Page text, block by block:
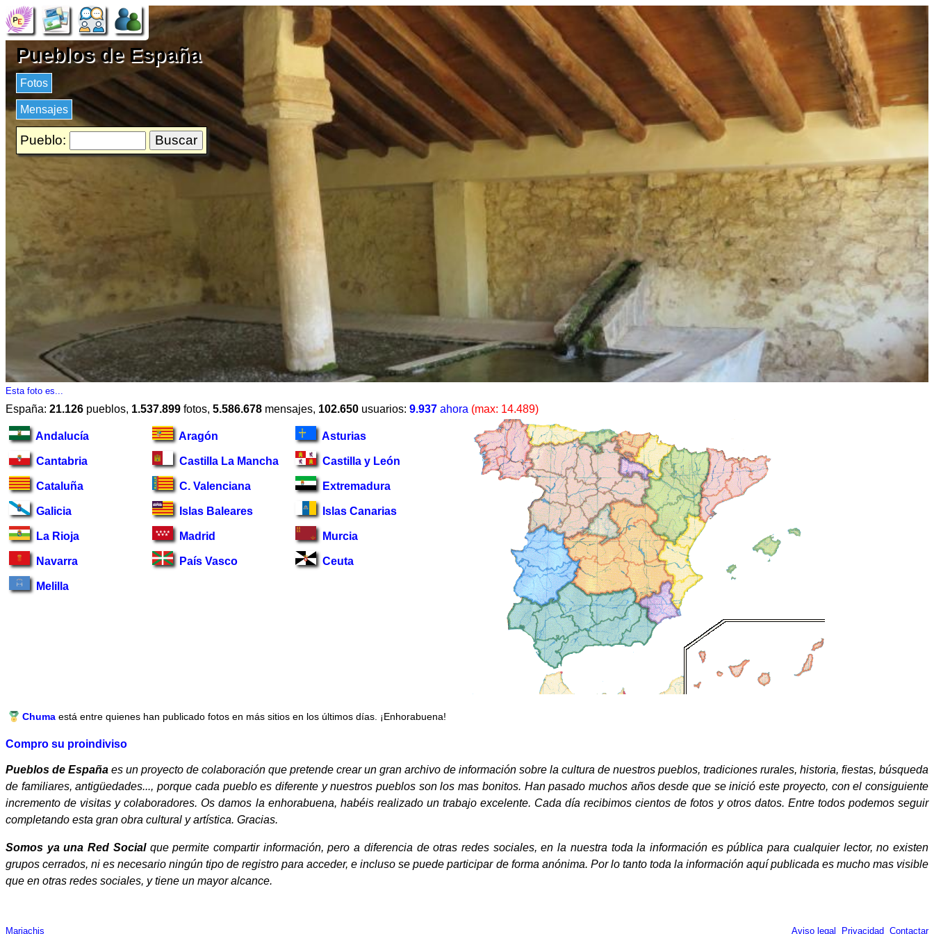
Pueblos de España
Fotos
Mensajes
Pueblo:
Esta foto es...
España: 21.126 pueblos, 1.537.899 fotos, 5.586.678 mensajes, 102.650 usuarios: 9.937 ahora (max: 14.489)
Andalucía Aragón Asturias
Cantabria Castilla La Mancha Castilla y León
Cataluña C. Valenciana Extremadura
Galicia Islas Baleares Islas Canarias
La Rioja Madrid Murcia
Navarra País Vasco Ceuta
Melilla
Chumaestá entre quienes han publicado fotos en más sitios en los últimos días. ¡Enhorabuena!
Compro su proindiviso
Pueblos de España es un proyecto de colaboración que pretende crear un gran archivo de información sobre la cultura de nuestros pueblos, tradiciones rurales, historia, fiestas, búsqueda
de familiares, antigüedades..., porque cada pueblo es diferente y nuestros pueblos son los mas bonitos. Han pasado muchos años desde que se inició este proyecto, con el consiguiente
incremento de visitas y colaboradores. Os damos la enhorabuena, habéis realizado un trabajo excelente. Cada día recibimos cientos de fotos y otros datos. Entre todos podemos seguir
completando esta gran obra cultural y artística. Gracias.
Somos ya una Red Socialque permite compartir información, pero a diferencia de otras redes sociales, en la nuestra toda la información es pública para cualquier lector, no existen
grupos cerrados, ni es necesario ningún tipo de registro para acceder, e incluso se puede participar de forma anónima. Por lo tanto toda la información aquí publicada es mucho mas visible
que en otras redes sociales, y tiene un mayor alcance.
Mariachis Aviso legal Privacidad Contactar